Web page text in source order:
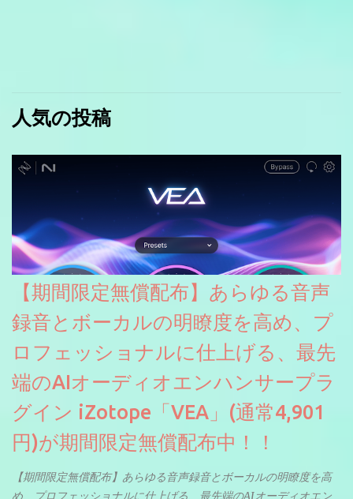
人気の投稿
【期間限定無償配布】あらゆる音声
録音とボーカルの明瞭度を高め、プ
ロフェッショナルに仕上げる、最先
端のAIオーディオエンハンサープラ
グイン iZotope「VEA」(通常4,901
円)が期間限定無償配布中！！
【期間限定無償配布】あらゆる音声録音とボーカルの明瞭度を高
め、プロフェッショナルに仕上げる、最先端のAIオーディオエン